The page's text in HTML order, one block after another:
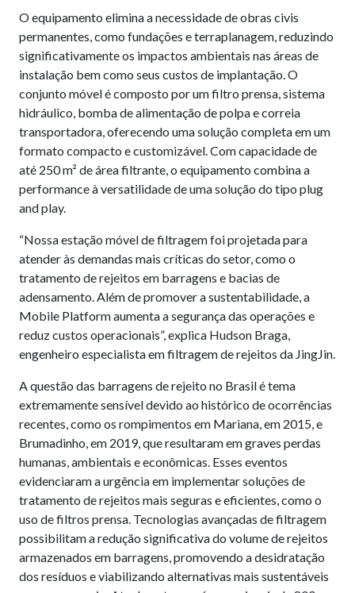
O equipamento elimina a necessidade de obras civis
permanentes, como fundações e terraplanagem, reduzindo
significativamente os impactos ambientais nas áreas de
instalação bem como seus custos de implantação. O
conjunto móvel é composto por um filtro prensa, sistema
hidráulico, bomba de alimentação de polpa e correia
transportadora, oferecendo uma solução completa em um
formato compacto e customizável. Com capacidade de
até 250 m² de área filtrante, o equipamento combina a
performance à versatilidade de uma solução do tipo plug
and play.
“Nossa estação móvel de filtragem foi projetada para
atender às demandas mais críticas do setor, como o
tratamento de rejeitos em barragens e bacias de
adensamento. Além de promover a sustentabilidade, a
Mobile Platform aumenta a segurança das operações e
reduz custos operacionais”, explica Hudson Braga,
engenheiro especialista em filtragem de rejeitos da JingJin.
A questão das barragens de rejeito no Brasil é tema
extremamente sensível devido ao histórico de ocorrências
recentes, como os rompimentos em Mariana, em 2015, e
Brumadinho, em 2019, que resultaram em graves perdas
humanas, ambientais e econômicas. Esses eventos
evidenciaram a urgência em implementar soluções de
tratamento de rejeitos mais seguras e eficientes, como o
uso de filtros prensa. Tecnologias avançadas de filtragem
possibilitam a redução significativa do volume de rejeitos
armazenados em barragens, promovendo a desidratação
dos resíduos e viabilizando alternativas mais sustentáveis